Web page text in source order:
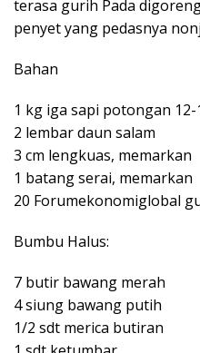
terasa gurih Pada
penyet yang pedasnya
Bahan
1 kg iga sapi potongan 12-
2 lembar daun salam
3 cm lengkuas, memarkan
1 batang serai, memarkan
20 Forumekonomiglobal
Bumbu Halus:
7 butir bawang merah
4 siung bawang putih
1/2 sdt merica butiran